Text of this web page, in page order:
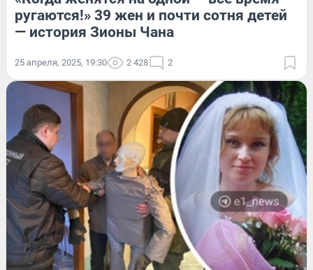
ругаются!» 39 жен и почти сотня детей
— история Зионы Чана
25 апреля, 2025, 19:30 2 428 2